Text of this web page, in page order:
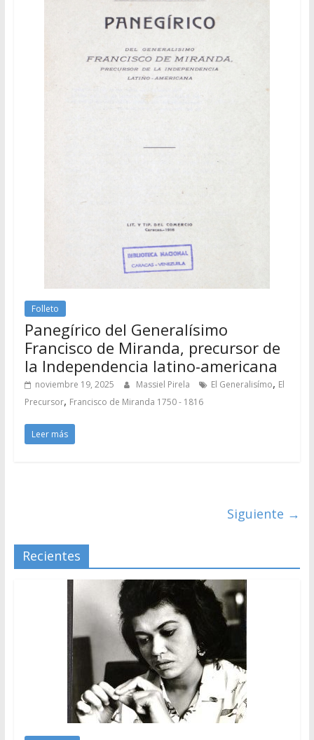
Folleto
Panegírico del Generalísimo
Francisco de Miranda, precursor de
la Independencia latino-americana
noviembre 19, 2025 Massiel Pirela El Generalisímo, El
Precursor, Francisco de Miranda 1750 - 1816
Leer más
Siguiente →
Recientes